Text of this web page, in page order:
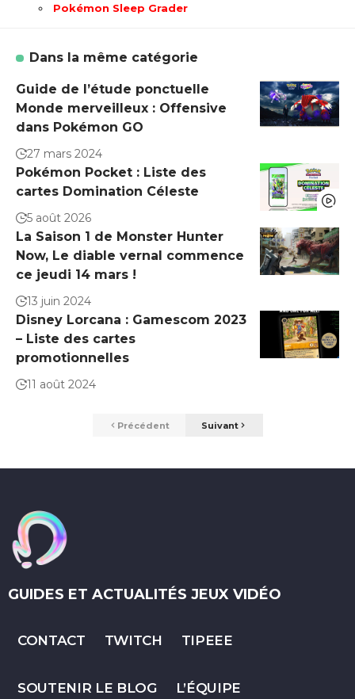
Pokémon Sleep Grader
Dans la même catégorie
Guide de l’étude ponctuelle
Monde merveilleux : Offensive
dans Pokémon GO
27 mars 2024
Pokémon Pocket : Liste des
cartes Domination Céleste
5 août 2026
La Saison 1 de Monster Hunter
Now, Le diable vernal commence
ce jeudi 14 mars !
13 juin 2024
Disney Lorcana : Gamescom 2023
– Liste des cartes
promotionnelles
11 août 2024
Précédent Suivant
GUIDES ET ACTUALITÉS JEUX VIDÉO
CONTACT TWITCH TIPEEE
SOUTENIR LE BLOG L’ÉQUIPE